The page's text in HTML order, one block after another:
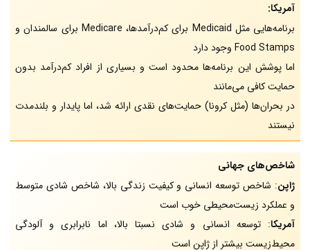
آمریکا:
برنامه‌هایی مثل Medicaid برای کم‌درآمدها، Medicare برای سالمندان و
Food Stamps وجود دارد
اما پوشش این برنامه‌ها محدود است و بسیاری از افراد کم‌درآمد بدون
حمایت کافی می‌مانند
در بحران‌ها (مثل کرونا) حمایت‌های نقدی ارائه شد، اما پایدار و بلندمدت
نیستند
شاخص‌های جهانی
ژاپن: شاخص توسعه انسانی و کیفیت زندگی بالا، شاخص شادی متوسط
و عملکرد زیست‌محیطی خوب است
آمریکا: توسعه انسانی و شادی نسبتا بالا، اما نابرابری و آلودگی
محیط‌زیست بیشتر از ژاپن است